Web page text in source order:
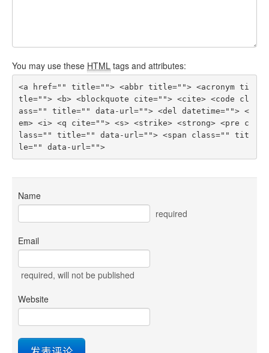
You may use these HTML tags and attributes:
<a href="" title=""> <abbr title=""> <acronym ti
tle=""> <b> <blockquote cite=""> <cite> <code cl
ass="" title="" data-url=""> <del datetime=""> <
em> <i> <q cite=""> <s> <strike> <strong> <pre c
lass="" title="" data-url=""> <span class="" tit
le="" data-url="">
Name
required
Email
required, will not be published
Website